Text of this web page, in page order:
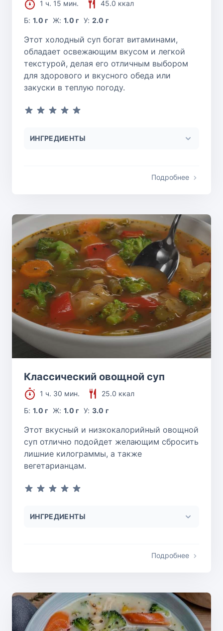
1 ч. 15 мин.
45.0 ккал
Б:1.0 г Ж: 1.0 г У: 2.0 г
Этот холодный суп богат витаминами,
обладает освежающим вкусом и легкой
текстурой, делая его отличным выбором
для здорового и вкусного обеда или
закуски в теплую погоду.
ИНГРЕДИЕНТЫ
Подробнее
Классический овощной суп
1 ч. 30 мин.
25.0 ккал
Б:1.0 г Ж: 1.0 г У: 3.0 г
Этот вкусный и низкокалорийный овощной
суп отлично подойдет желающим сбросить
лишние килограммы, а также
вегетарианцам.
ИНГРЕДИЕНТЫ
Подробнее